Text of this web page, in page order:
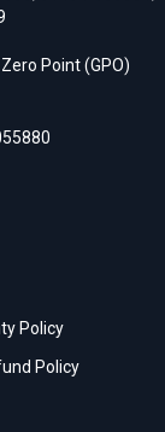
Point (GPO)
Policy
Policy